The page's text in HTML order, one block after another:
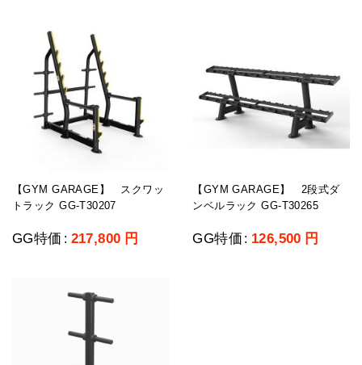
【GYM GARAGE】 スクワッ
トラック GG-T30207
GG特価 : 217,800 円
【GYM GARAGE】 2段式ダ
ンベルラック GG-T30265
GG特価 : 126,500 円